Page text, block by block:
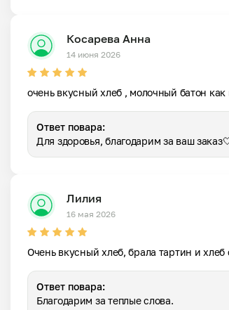
Косарева Анна
14 июня 2026
очень вкусный хлеб , молочный батон как
Ответ повара:
Для здоровья, благодарим за ваш
Лилия
16 мая 2026
Очень вкусный хлеб, брала тартин и
Ответ повара:
Благодарим за теплые слова.